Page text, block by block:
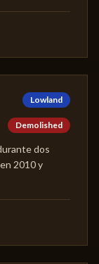
Lowland
Demolished
dos
2010 y